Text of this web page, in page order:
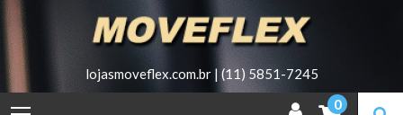
Skip
to
content
lojasmoveflex.com.br | (11) 5851-7245
0